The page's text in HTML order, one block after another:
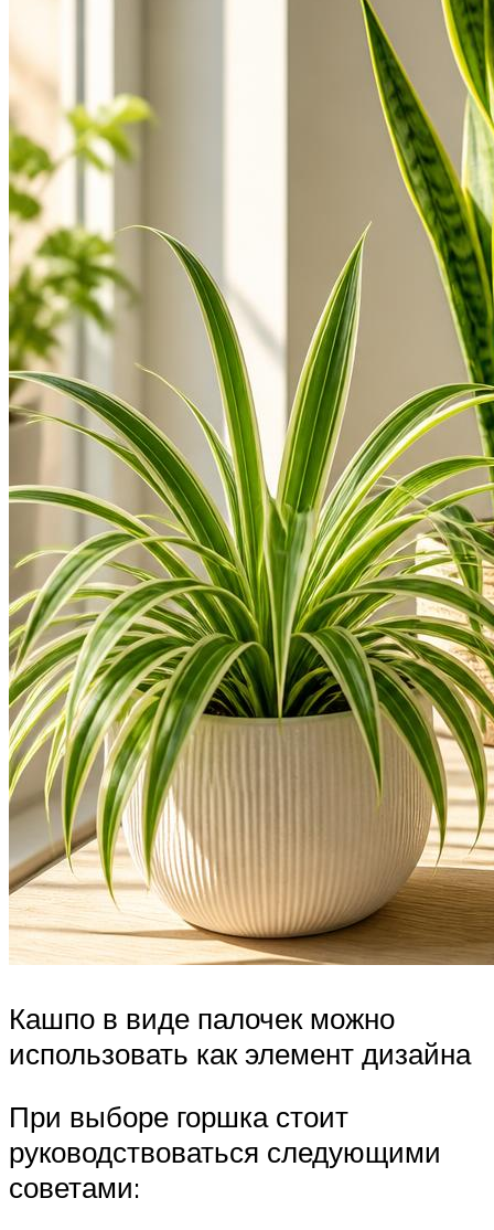
Кашпо в виде палочек можно
использовать как элемент дизайна
При выборе горшка стоит
руководствоваться следующими
советами: